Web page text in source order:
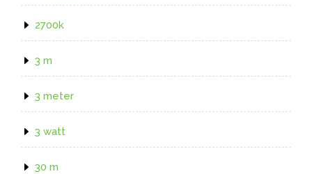
2700k
3 m
3 meter
3 watt
30 m